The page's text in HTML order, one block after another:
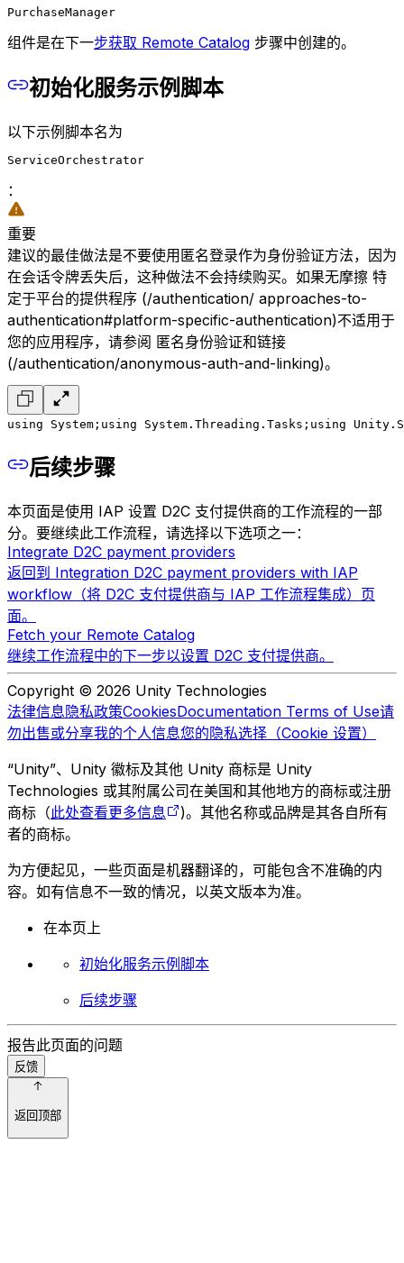
PurchaseManager
组件是在下一步获取 Remote Catalog 步骤中创建的。
初始化服务示例脚本
以下示例脚本名为
ServiceOrchestrator
：
重要
建议的最佳做法是不要使用匿名登录作为身份验证方法，因为
在会话令牌丢失后，这种做法不会持续购买。如果无摩擦 特
定于平台的提供程序 (/authentication/ approaches-to-
authentication#platform-specific-authentication)不适用于
您的应用程序，请参阅 匿名身份验证和链接
(/authentication/anonymous-auth-and-linking)。
using System; using System.Threading.Tasks; using
后续步骤
本页面是使用 IAP 设置 D2C 支付提供商的工作流程的一部
分。要继续此工作流程，请选择以下选项之一：
Integrate D2C payment providers
返回到 Integration D2C payment providers with IAP
workflow（将 D2C 支付提供商与 IAP 工作流程集成）页
面。
Fetch your Remote Catalog
继续工作流程中的下一步以设置 D2C 支付提供商。
Copyright © 2026 Unity Technologies
法律信息隐私政策CookiesDocumentation Terms of Use请
勿出售或分享我的个人信息您的隐私选择（Cookie 设置）
“Unity”、Unity 徽标及其他 Unity 商标是 Unity
Technologies 或其附属公司在美国和其他地方的商标或注册
商标（此处查看更多信息
)。其他名称或品牌是其各自所有
者的商标。
为方便起见，一些页面是机器翻译的，可能包含不准确的内
容。如有信息不一致的情况，以英文版本为准。
在本页上
初始化服务示例脚本
后续步骤
报告此页面的问题
反馈
返回顶部